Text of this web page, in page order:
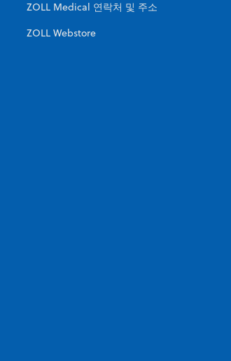
ZOLL Medical 연락처 및 주소
ZOLL Webstore